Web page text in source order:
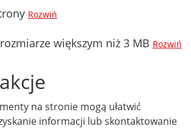
Rozwiń
większym niż 3 MB Rozwiń
na stronie mogą ułatwić
informacji lub skontaktowanie